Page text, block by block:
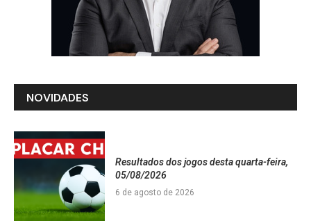
NOVIDADES
Resultados dos jogos desta quarta-feira,
05/08/2026
6 de agosto de 2026